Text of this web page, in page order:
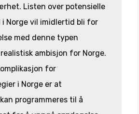
Listen over potensielle
i Norge vil imidlertid bli for
med denne typen
ambisjon for Norge.
for
i Norge er at
programmeres til å